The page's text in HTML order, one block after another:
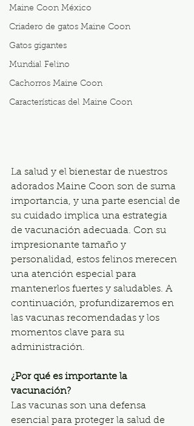
Maine Coon México
Criadero de gatos Maine Coon
Gatos gigantes
Mundial Felino
Cachorros Maine Coon
Características del Maine Coon
La salud y el bienestar de nuestros
adorados Maine Coon son de suma
importancia, y una parte esencial de
su cuidado implica una estrategia
de vacunación adecuada. Con su
impresionante tamaño y
personalidad, estos felinos merecen
una atención especial para
mantenerlos fuertes y saludables. A
continuación, profundizaremos en
las vacunas recomendadas y los
momentos clave para su
administración.
¿Por qué es importante la
vacunación?
Las vacunas son una defensa
esencial para proteger la salud de